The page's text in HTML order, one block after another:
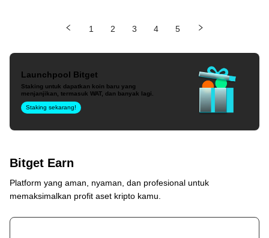
1 2 3 4 5
Launchpool Bitget
Staking untuk dapatkan koin baru yang
menjanjikan, termasuk WAT, dan banyak lagi.
Staking sekarang!
Bitget Earn
Platform yang aman, nyaman, dan profesional untuk
memaksimalkan profit aset kripto kamu.